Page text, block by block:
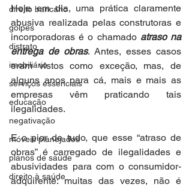
direito bancário
golpes
distrato
imobiliário
serviços essenciais
educação
negativação
móveis planejados
planos de saúde
direito à saúde
Hoje em dia, uma prática claramente
abusiva realizada pelas construtoras e
incorporadoras é o chamado atraso na
entrega de obras. Antes, esses casos
eram vistos como exceção, mas, de
alguns anos para cá, mais e mais as
empresas vêm praticando tais
ilegalidades.
E o pior de tudo, que esse “atraso de
obras” é carregado de ilegalidades e
abusividades para com o consumidor-
adquirente: muitas das vezes, não é